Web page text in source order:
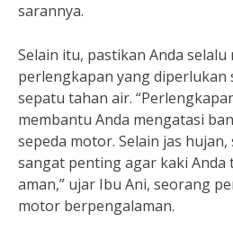
sarannya.
Selain itu, pastikan Anda selalu
perlengkapan yang diperlukan
sepatu tahan air.
membantu Anda mengatasi
sepeda motor. Selain jas
sangat penting agar kaki Anda
aman,” ujar Ibu Ani, seorang
motor berpengalaman.